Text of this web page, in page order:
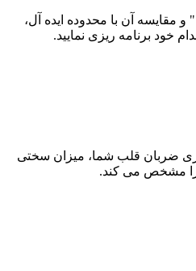
" و مقایسه آن با محدوده ایده‌ آل،
خود برنامه‌ ریزی نمایید.
ضربان قلب شما، میزان سختی
را مشخص می کند.